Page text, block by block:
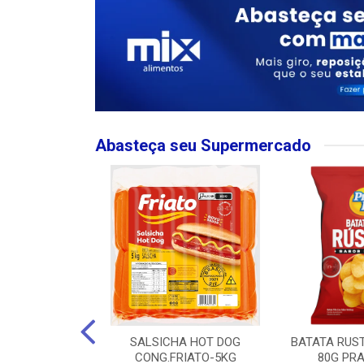
Abasteça seu Supermercado
SALSICHA HOT DOG
CONG.FRIATO-5KG
BATATA
80G